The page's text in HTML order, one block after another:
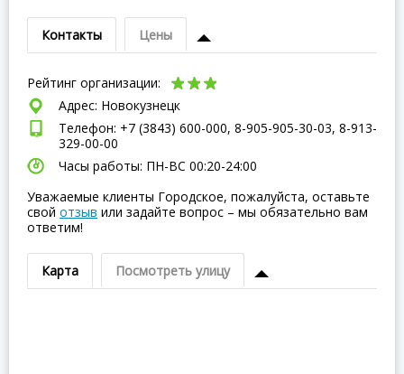
Контакты Цены
Рейтинг организации:
Адрес: Новокузнецк
Телефон: +7 (3843) 600-000, 8-905-905-30-03, 8-913-
329-00-00
Часы работы: ПН-ВC 00:20-24:00
Уважаемые клиенты Городское, пожалуйста, оставьте
свой отзыв или задайте вопрос – мы обязательно вам
ответим!
Карта Посмотреть улицу